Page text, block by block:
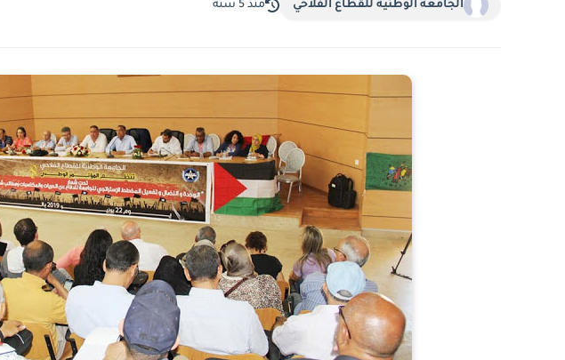
الجامعة الوطنية للقطاع الفلاحي منذ 5 سنة